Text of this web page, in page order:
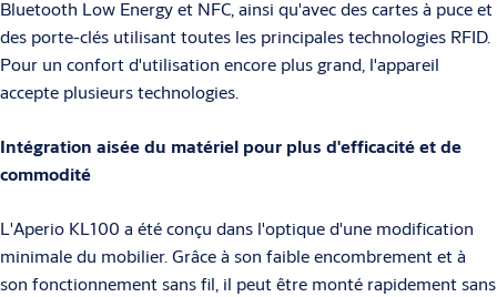
Bluetooth Low Energy et NFC, ainsi qu'avec des cartes à puce et
des porte-clés utilisant toutes les principales technologies RFID.
Pour un confort d'utilisation encore plus grand, l'appareil
accepte plusieurs technologies.
Intégration aisée du matériel pour plus d'efficacité et de
commodité
L'Aperio KL100 a été conçu dans l'optique d'une modification
minimale du mobilier. Grâce à son faible encombrement et à
son fonctionnement sans fil, il peut être monté rapidement sans